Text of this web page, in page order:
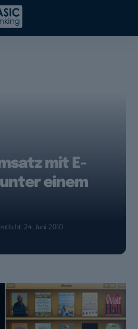
mit E-
einem
24. Juni 2010